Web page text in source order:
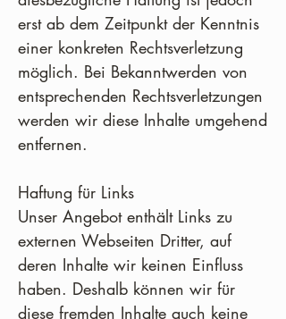
erst ab dem Zeitpunkt der Kenntnis
einer konkreten Rechtsverletzung
möglich. Bei Bekanntwerden von
entsprechenden Rechtsverletzungen
werden wir diese Inhalte umgehend
entfernen.
Haftung für Links
Unser Angebot enthält Links zu
externen Webseiten Dritter, auf
deren Inhalte wir keinen Einfluss
haben. Deshalb können wir für
diese fremden Inhalte auch keine